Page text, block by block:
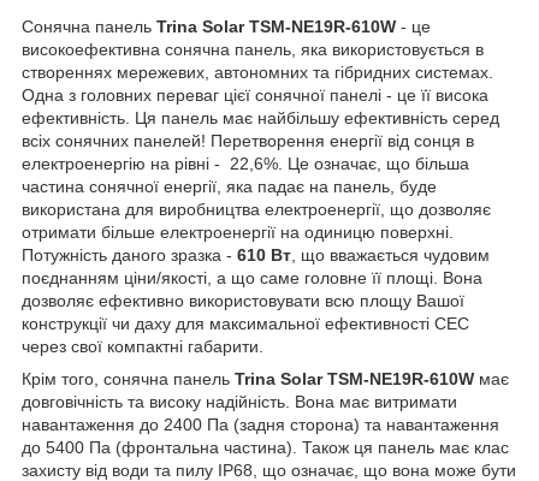
Сонячна панель Trina Solar TSM-NE19R-610W - це
високоефективна сонячна панель, яка використовується в
створеннях мережевих, автономних та гібридних системах.
Одна з головних переваг цієї сонячної панелі - це її висока
ефективність. Ця панель має найбільшу ефективність серед
всіх сонячних панелей! Перетворення енергії від сонця в
електроенергію на рівні - 22,6%. Це означає, що більша
частина сонячної енергії, яка падає на панель, буде
використана для виробництва електроенергії, що дозволяє
отримати більше електроенергії на одиницю поверхні.
Потужність даного зразка - 610 Вт , що вважається чудовим
поєднанням ціни/якості, а що саме головне її площі. Вона
дозволяє ефективно використовувати всю площу Вашої
конструкції чи даху для максимальної ефективності СЕС
через свої компактні габарити.
Крім того, сонячна панель Trina Solar TSM-NE19R-610W має
довговічність та високу надійність. Вона має витримати
навантаження до 2400 Па (задня сторона) та навантаження
до 5400 Па (фронтальна частина). Також ця панель має клас
захисту від води та пилу IP68, що означає, що вона може бути